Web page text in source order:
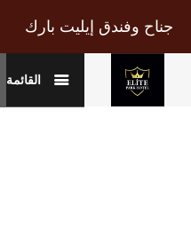
جناح وفندق إيليت بارك
القائمة